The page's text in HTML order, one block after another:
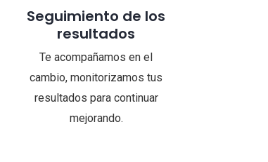
Seguimiento de los
resultados
Te acompañamos en el
cambio, monitorizamos tus
resultados para continuar
mejorando.